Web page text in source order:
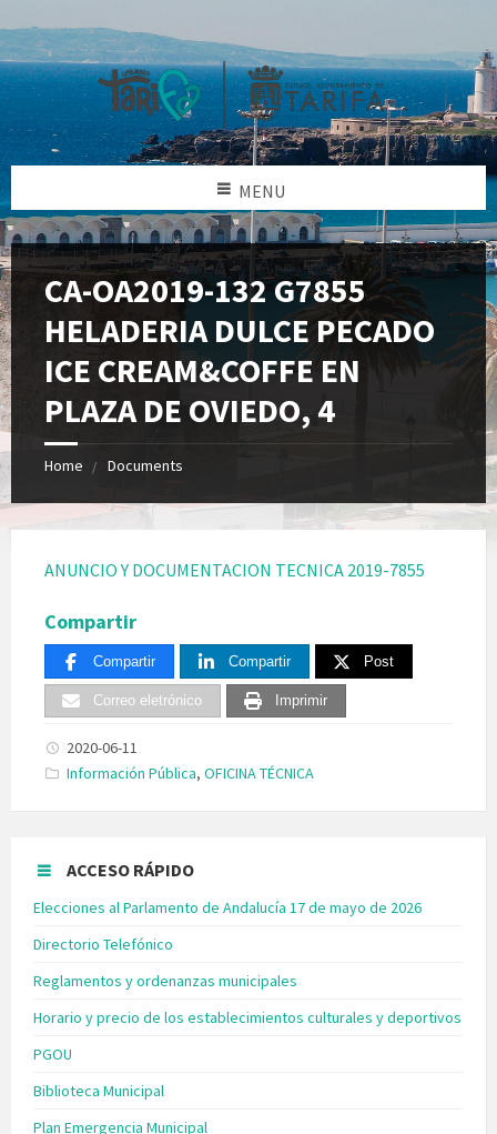
MENU
CA-OA2019-132 G7855
HELADERIA DULCE PECADO
ICE CREAM&COFFE EN
PLAZA DE OVIEDO, 4
Home Documents
ANUNCIO Y DOCUMENTACION TECNICA 2019-7855
Compartir
Compartir Compartir Post
Correo eletrónico Imprimir
2020-06-11
Categories:
Información Pública, OFICINA TÉCNICA
ACCESO RÁPIDO
Elecciones al Parlamento de Andalucía 17 de mayo de 2026
Directorio Telefónico
Reglamentos y ordenanzas municipales
Horario y precio de los establecimientos culturales y deportivos
PGOU
Biblioteca Municipal
Plan Emergencia Municipal